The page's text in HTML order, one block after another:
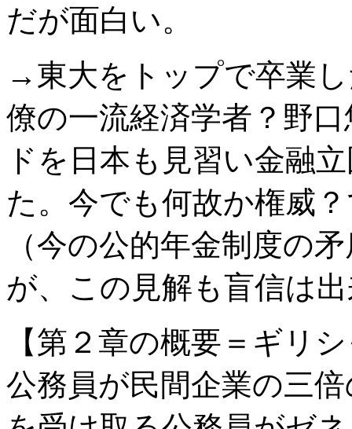
だが面白い。
→東大をトップで卒業
僚の一流経済学者？野
ドを日本も見習い金融
た。今でも何故か権威
（今の公的年金制度の
が、この見解も盲信は
【第２章の概要＝ギリ
公務員が民間企業の三